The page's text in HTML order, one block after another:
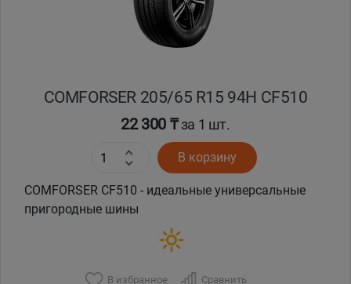
COMFORSER 205/65 R15 94H CF510
22 300 ₸за 1 шт.
В корзину
COMFORSER CF510 - идеальные универсальные
пригородные шины
В избранное Сравнить